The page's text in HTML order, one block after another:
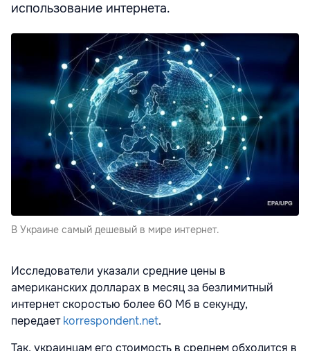
использование интернета.
В Украине самый дешевый в мире интернет.
Исследователи указали средние цены в
американских долларах в месяц за безлимитный
интернет скоростью более 60 Мб в секунду,
передаетkorrespondent.net.
Так, украинцам его стоимость в среднем обходится в